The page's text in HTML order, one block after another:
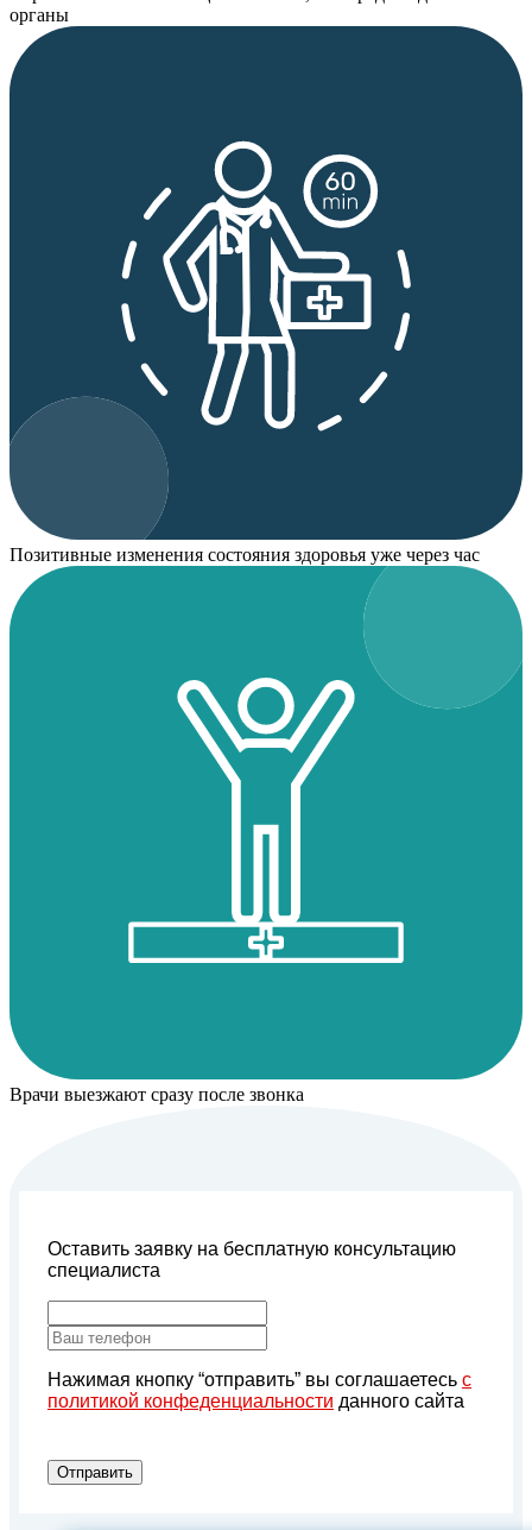
органы
Позитивные изменения состояния здоровья уже через час
Врачи выезжают сразу после звонка
Оставить заявку на бесплатную консультацию
специалиста
Нажимая кнопку “отправить” вы соглашаетесь с
политикой конфеденциальности данного сайта
Отправить